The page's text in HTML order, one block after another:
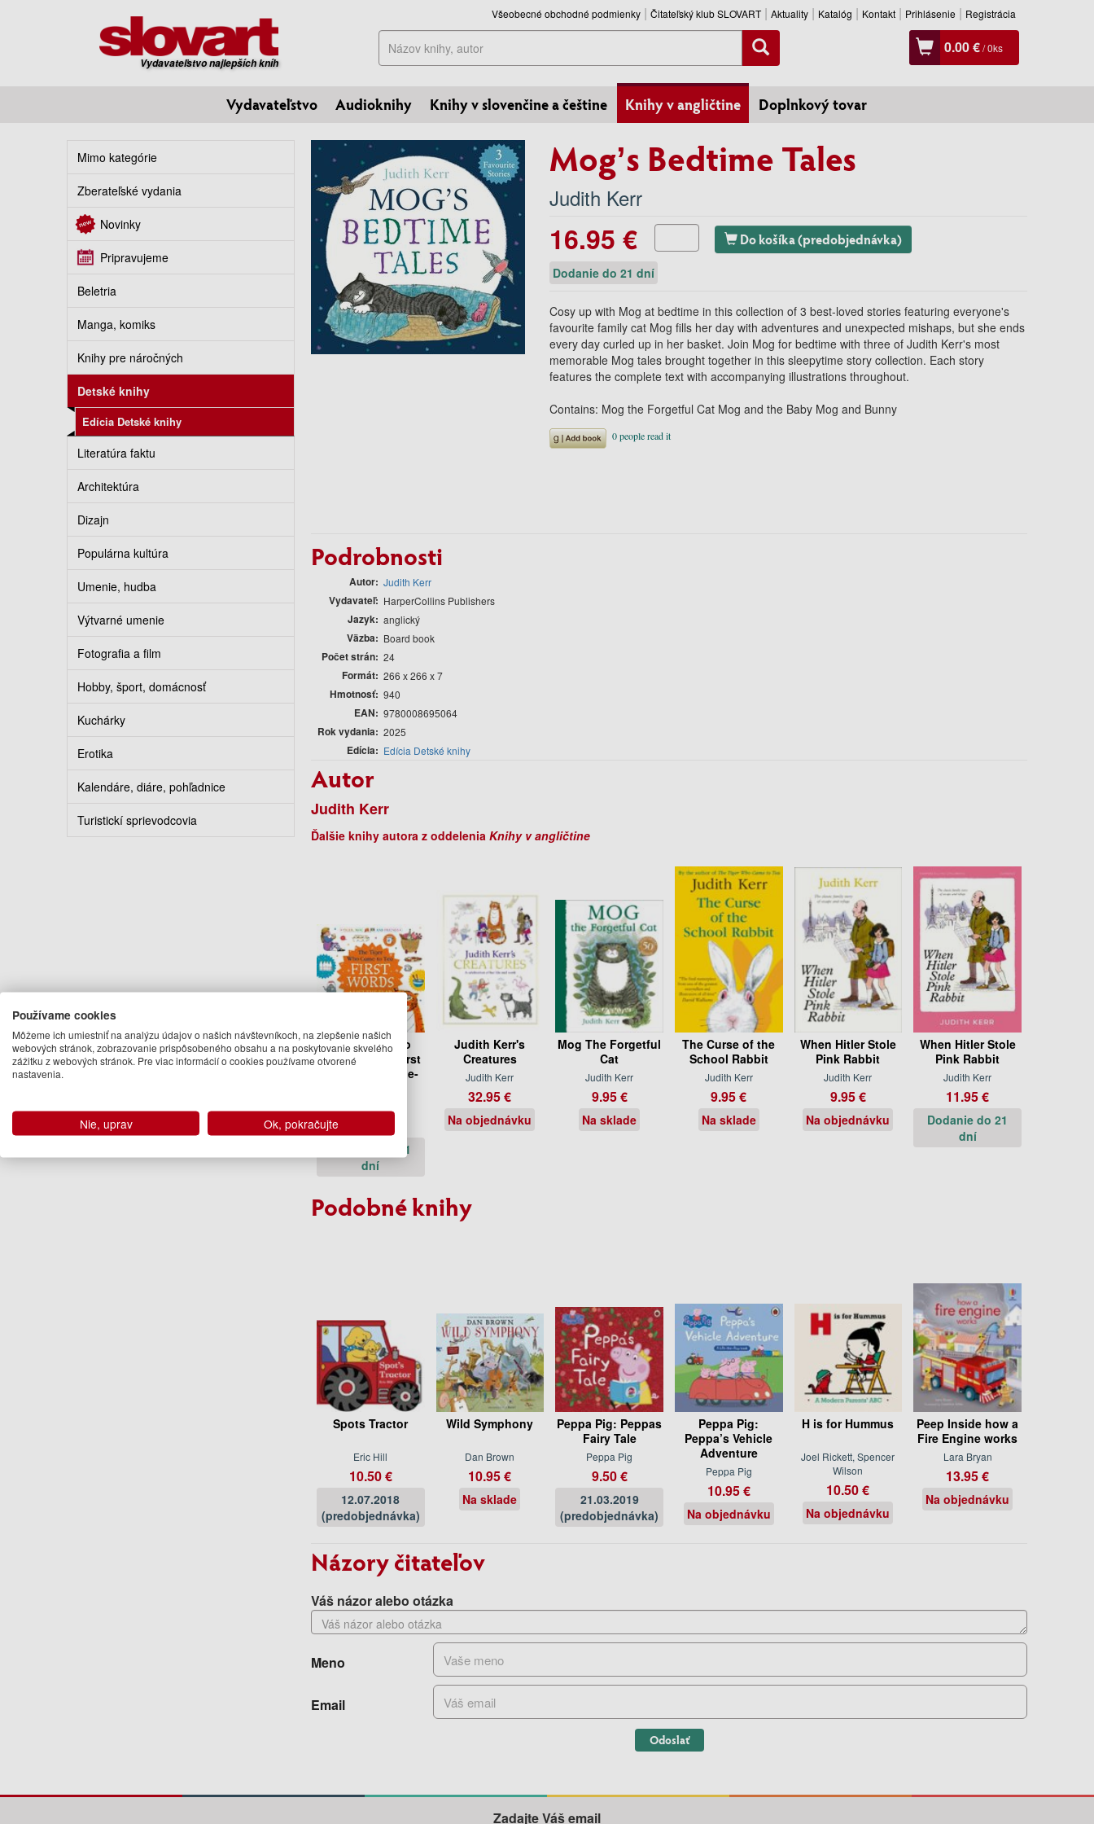
Vydavateľstvo najlepších kníh
Všeobecné obchodné podmienky Čitateľský klub SLOVART Aktuality Katalóg Kontakt Prihlásenie Registrácia
Hľadať 0.00 €/0ks
Vydavateľstvo Audioknihy Knihy v slovenčine a češtine Knihy v angličtine Doplnkový tovar
Mimo kategórie
Zberateľské vydania
Novinky
Pripravujeme
Beletria
Manga, komiks
Knihy pre náročných
Detské knihy
Edícia Detské knihy
Literatúra faktu
Architektúra
Dizajn
Populárna kultúra
Umenie, hudba
Výtvarné umenie
Fotografia a film
Hobby, šport, domácnosť
Kuchárky
Erotika
Kalendáre, diáre, pohľadnice
Turistickí sprievodcovia
Mog’s Bedtime Tales
Judith Kerr
16.95 € Do košíka (predobjednávka)
Dodanie do 21 dní
Cosy up with Mog at bedtime in this collection of 3 best-loved stories featuring everyone's
favourite family cat Mog fills her day with adventures and unexpected mishaps, but she ends
every day curled up in her basket. Join Mog for bedtime with three of Judith Kerr's most
memorable Mog tales brought together in this sleepytime story collection. Each story
features the complete text with accompanying illustrations throughout.
Contains: Mog the Forgetful Cat Mog and the Baby Mog and Bunny
Podrobnosti
Autor Judith Kerr
Vydavateľ HarperCollins Publishers
Jazyk anglický
Väzba Board book
Počet strán 24
Formát 266 x 266 x 7
Hmotnosť 940
EAN 9780008695064
Rok vydania 2025
Edícia Edícia Detské knihy
Autor
Judith Kerr
Ďalšie knihy autora z oddelenia Knihy v angličtine
The Tiger Who
Came to Tea: First
Words: A lift-the-
Dodanie do 21
dní
Judith Kerr's
Creatures
Judith Kerr
32.95 €
Na objednávku
Mog The Forgetful
Cat
Judith Kerr
9.95 €
Na sklade
The Curse of the
School Rabbit
Judith Kerr
9.95 €
Na sklade
When Hitler Stole
Pink Rabbit
Judith Kerr
9.95 €
Na objednávku
When Hitler Stole
Pink Rabbit
Judith Kerr
11.95 €
Dodanie do 21
dní
Podobné knihy
Spots Tractor
Eric Hill
10.50 €
12.07.2018
(predobjednávka)
Wild Symphony
Dan Brown
10.95 €
Na sklade
Peppa Pig: Peppas
Fairy Tale
Peppa Pig
9.50 €
21.03.2019
(predobjednávka)
Peppa Pig:
Peppa’s Vehicle
Adventure
Peppa Pig
10.95 €
Na objednávku
H is for Hummus
Joel Rickett, Spencer
Wilson
10.50 €
Na objednávku
Peep Inside how a
Fire Engine works
Lara Bryan
13.95 €
Na objednávku
Názory čitateľov
Váš názor alebo otázka
Meno
Email
Odoslať
Zadajte Váš email
Používame cookies
Môžeme ich umiestniť na analýzu údajov o našich návštevníkoch, na zlepšenie našich
webových stránok, zobrazovanie prispôsobeného obsahu a na poskytovanie skvelého
zážitku z webových stránok. Pre viac informácií o cookies používame otvorené
nastavenia.
Nie, uprav Ok, pokračujte